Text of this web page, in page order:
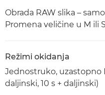
Obrada RAW slika –
Promena veličine u M ili
Režimi okidanja
Jednostruko, uzastopno
daljinski, 10 s + daljinski)